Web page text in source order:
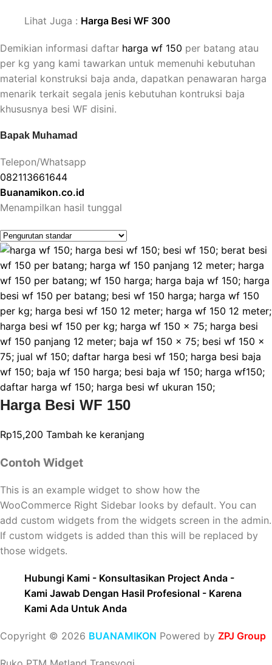
Lihat Juga : Harga Besi WF 300
Demikian informasi daftar harga wf 150 per batang atau
per kg yang kami tawarkan untuk memenuhi kebutuhan
material konstruksi baja anda, dapatkan penawaran harga
menarik terkait segala jenis kebutuhan kontruksi baja
khususnya besi WF disini.
Bapak Muhamad
Telepon/Whatsapp
082113661644
Buanamikon.co.id
Menampilkan hasil tunggal
Harga Besi WF 150
Rp15,200 Tambah ke keranjang
Contoh Widget
This is an example widget to show how the
WooCommerce Right Sidebar looks by default. You can
add custom widgets from the widgets screen in the admin.
If custom widgets is added than this will be replaced by
those widgets.
Hubungi Kami - Konsultasikan Project Anda -
Kami Jawab Dengan Hasil Profesional - Karena
Kami Ada Untuk Anda
Copyright © 2026 BUANAMIKON Powered by ZPJ Group